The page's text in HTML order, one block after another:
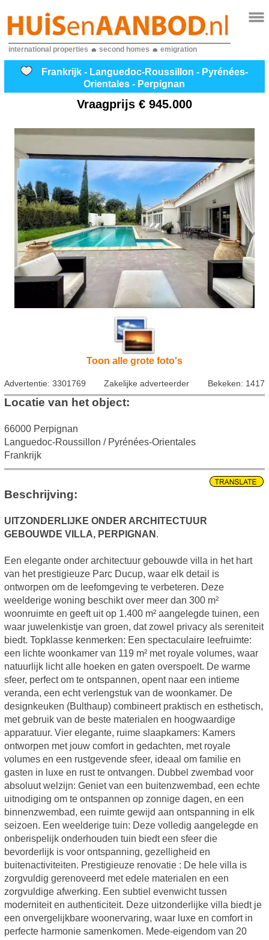
international properties second homes emigration
Frankrijk - Languedoc-Roussillon - Pyrénées-
Orientales - Perpignan
Vraagprijs € 945.000
Toon alle grote foto's
Advertentie: 3301769 Zakelijke adverteerder Bekeken: 1417
Locatie van het object:
66000 Perpignan
Languedoc-Roussillon / Pyrénées-Orientales
Frankrijk
Beschrijving:
UITZONDERLIJKE ONDER ARCHITECTUUR
GEBOUWDE VILLA, PERPIGNAN .
Een elegante onder architectuur gebouwde villa in het hart
van het prestigieuze Parc Ducup, waar elk detail is
ontworpen om de leefomgeving te verbeteren. Deze
weelderige woning beschikt over meer dan 300 m²
woonruimte en geeft uit op 1.400 m² aangelegde tuinen, een
waar juwelenkistje van groen, dat zowel privacy als sereniteit
biedt. Topklasse kenmerken: Een spectaculaire leefruimte:
een lichte woonkamer van 119 m² met royale volumes, waar
natuurlijk licht alle hoeken en gaten overspoelt. De warme
sfeer, perfect om te ontspannen, opent naar een intieme
veranda, een echt verlengstuk van de woonkamer. De
designkeuken (Bulthaup) combineert praktisch en esthetisch,
met gebruik van de beste materialen en hoogwaardige
apparatuur. Vier elegante, ruime slaapkamers: Kamers
ontworpen met jouw comfort in gedachten, met royale
volumes en een rustgevende sfeer, ideaal om familie en
gasten in luxe en rust te ontvangen. Dubbel zwembad voor
absoluut welzijn: Geniet van een buitenzwembad, een echte
uitnodiging om te ontspannen op zonnige dagen, en een
binnenzwembad, een ruimte gewijd aan ontspanning in elk
seizoen. Een weelderige tuin: Deze volledig aangelegde en
onberispelijk onderhouden tuin biedt een sfeer die
bevorderlijk is voor ontspanning, gezelligheid en
buitenactiviteiten. Prestigieuze renovatie : De hele villa is
zorgvuldig gerenoveerd met edele materialen en een
zorgvuldige afwerking. Een subtiel evenwicht tussen
moderniteit en authenticiteit. Deze uitzonderlijke villa biedt je
een onvergelijkbare woonervaring, waar luxe en comfort in
perfecte harmonie samenkomen. Mede-eigendom van 20